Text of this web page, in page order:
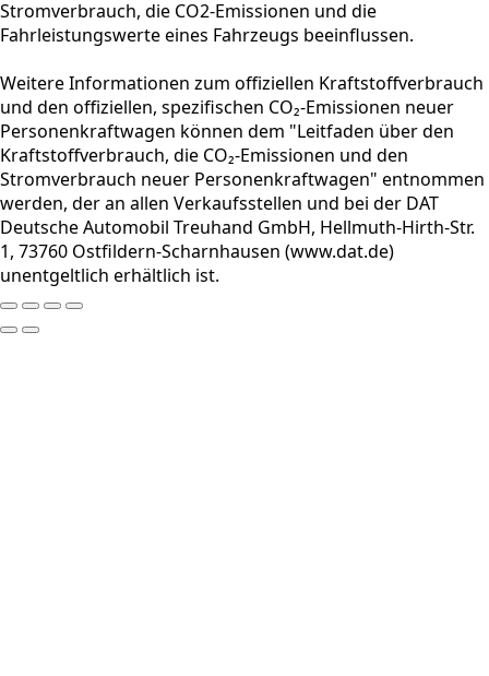
Stromverbrauch, die CO2-Emissionen und die
Fahrleistungswerte eines Fahrzeugs beeinflussen.
Weitere Informationen zum offiziellen Kraftstoffverbrauch
und den offiziellen, spezifischen CO₂-Emissionen neuer
Personenkraftwagen können dem "Leitfaden über den
Kraftstoffverbrauch, die CO₂-Emissionen und den
Stromverbrauch neuer Personenkraftwagen" entnommen
werden, der an allen Verkaufsstellen und bei der DAT
Deutsche Automobil Treuhand GmbH, Hellmuth-Hirth-Str.
1, 73760 Ostfildern-Scharnhausen (www.dat.de)
unentgeltlich erhältlich ist.